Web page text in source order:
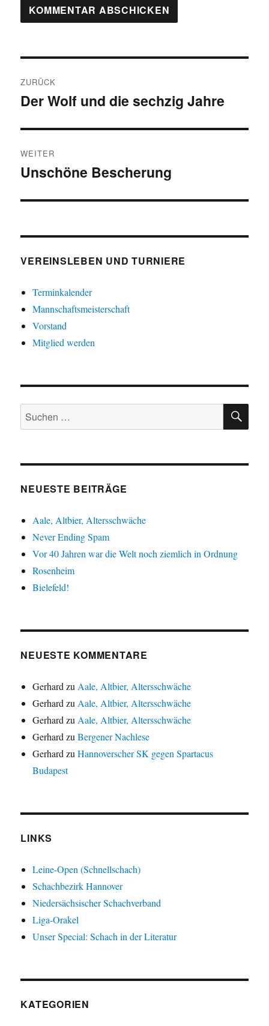
ZURÜCK
Vorheriger
Der Wolf und die sechzig Jahre
WEITER
Nächster
Unschöne Bescherung
VEREINSLEBEN UND TURNIERE
Terminkalender
Mannschaftsmeisterschaft
Vorstand
Mitglied werden
Suche
nach:
NEUESTE BEITRÄGE
Aale, Altbier, Altersschwäche
Never Ending Spam
Vor 40 Jahren war die Welt noch ziemlich in Ordnung
Rosenheim
Bielefeld!
NEUESTE KOMMENTARE
Gerhard zu Aale, Altbier, Altersschwäche
Gerhard zu Aale, Altbier, Altersschwäche
Gerhard zu Aale, Altbier, Altersschwäche
Gerhard zuBergener Nachlese
Gerhard zuHannoverscher SK gegen Spartacus
Budapest
LINKS
Leine-Open (Schnellschach)
Schachbezirk Hannover
Niedersächsischer Schachverband
Liga-Orakel
Unser Special: Schach in der Literatur
KATEGORIEN